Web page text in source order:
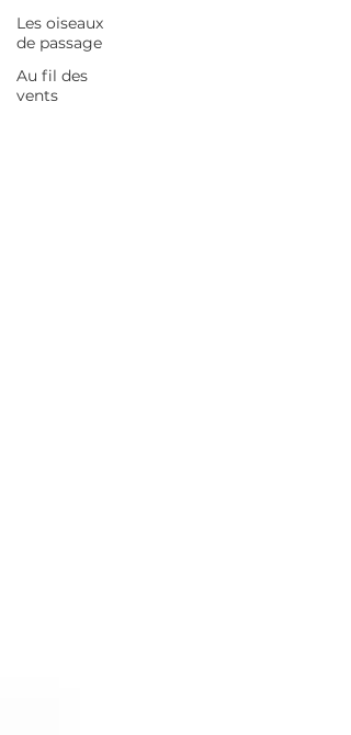
Les oiseaux
de passage
Au fil des
vents